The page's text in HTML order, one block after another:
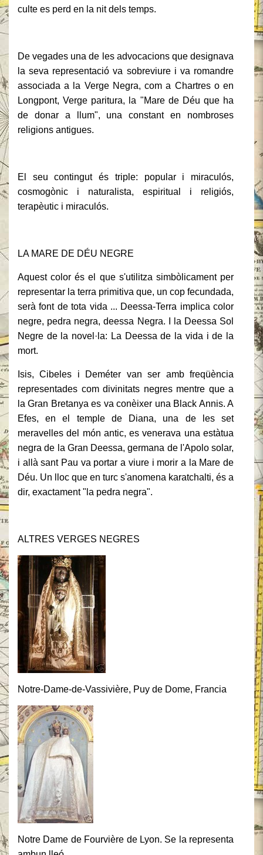
culte es perd en la nit dels temps.
De vegades una de les advocacions que designava
la seva representació va sobreviure i va romandre
associada a la Verge Negra, com a Chartres o en
Longpont, Verge paritura, la "Mare de Déu que ha
de donar a llum", una constant en nombroses
religions antigues.
El seu contingut és triple: popular i miraculós,
cosmogònic i naturalista, espiritual i religiós,
terapèutic i miraculós.
LA MARE DE DÉU NEGRE
Aquest color és el que s'utilitza simbòlicament per
representar la terra primitiva que, un cop fecundada,
serà font de tota vida ... Deessa-Terra implica color
negre, pedra negra, deessa Negra. I la Deessa Sol
Negre de la novel·la: La Deessa de la vida i de la
mort.
Isis, Cibeles i Deméter van ser amb freqüència
representades com divinitats negres mentre que a
la Gran Bretanya es va conèixer una Black Annis. A
Efes, en el temple de Diana, una de les set
meravelles del món antic, es venerava una estàtua
negra de la Gran Deessa, germana de l'Apolo solar,
i allà sant Pau va portar a viure i morir a la Mare de
Déu. Un lloc que en turc s'anomena karatchalti, és a
dir, exactament "la pedra negra".
ALTRES VERGES NEGRES
Notre-Dame-de-Vassivière, Puy de Dome, Francia
Notre Dame de Fourvière de Lyon. Se la representa